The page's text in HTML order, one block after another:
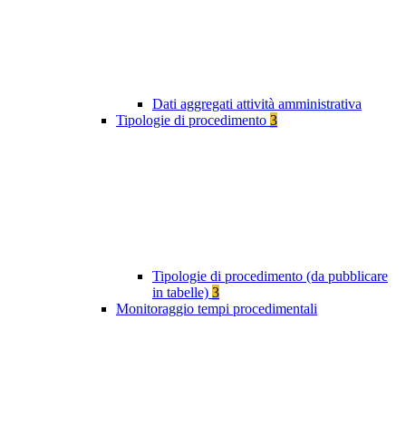
Dati aggregati attività amministrativa
Tipologie di procedimento 3
Tipologie di procedimento (da pubblicare
in tabelle) 3
Monitoraggio tempi procedimentali